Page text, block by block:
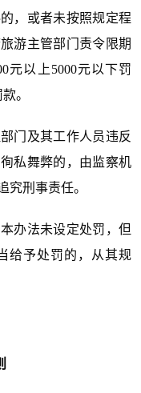
，或者未按照规定程
游主管部门责令限期
元以上5000元以下罚
。
门及其工作人员违反
私舞弊的，由监察机
究刑事责任。
办法未设定处罚，但
给予处罚的，从其规